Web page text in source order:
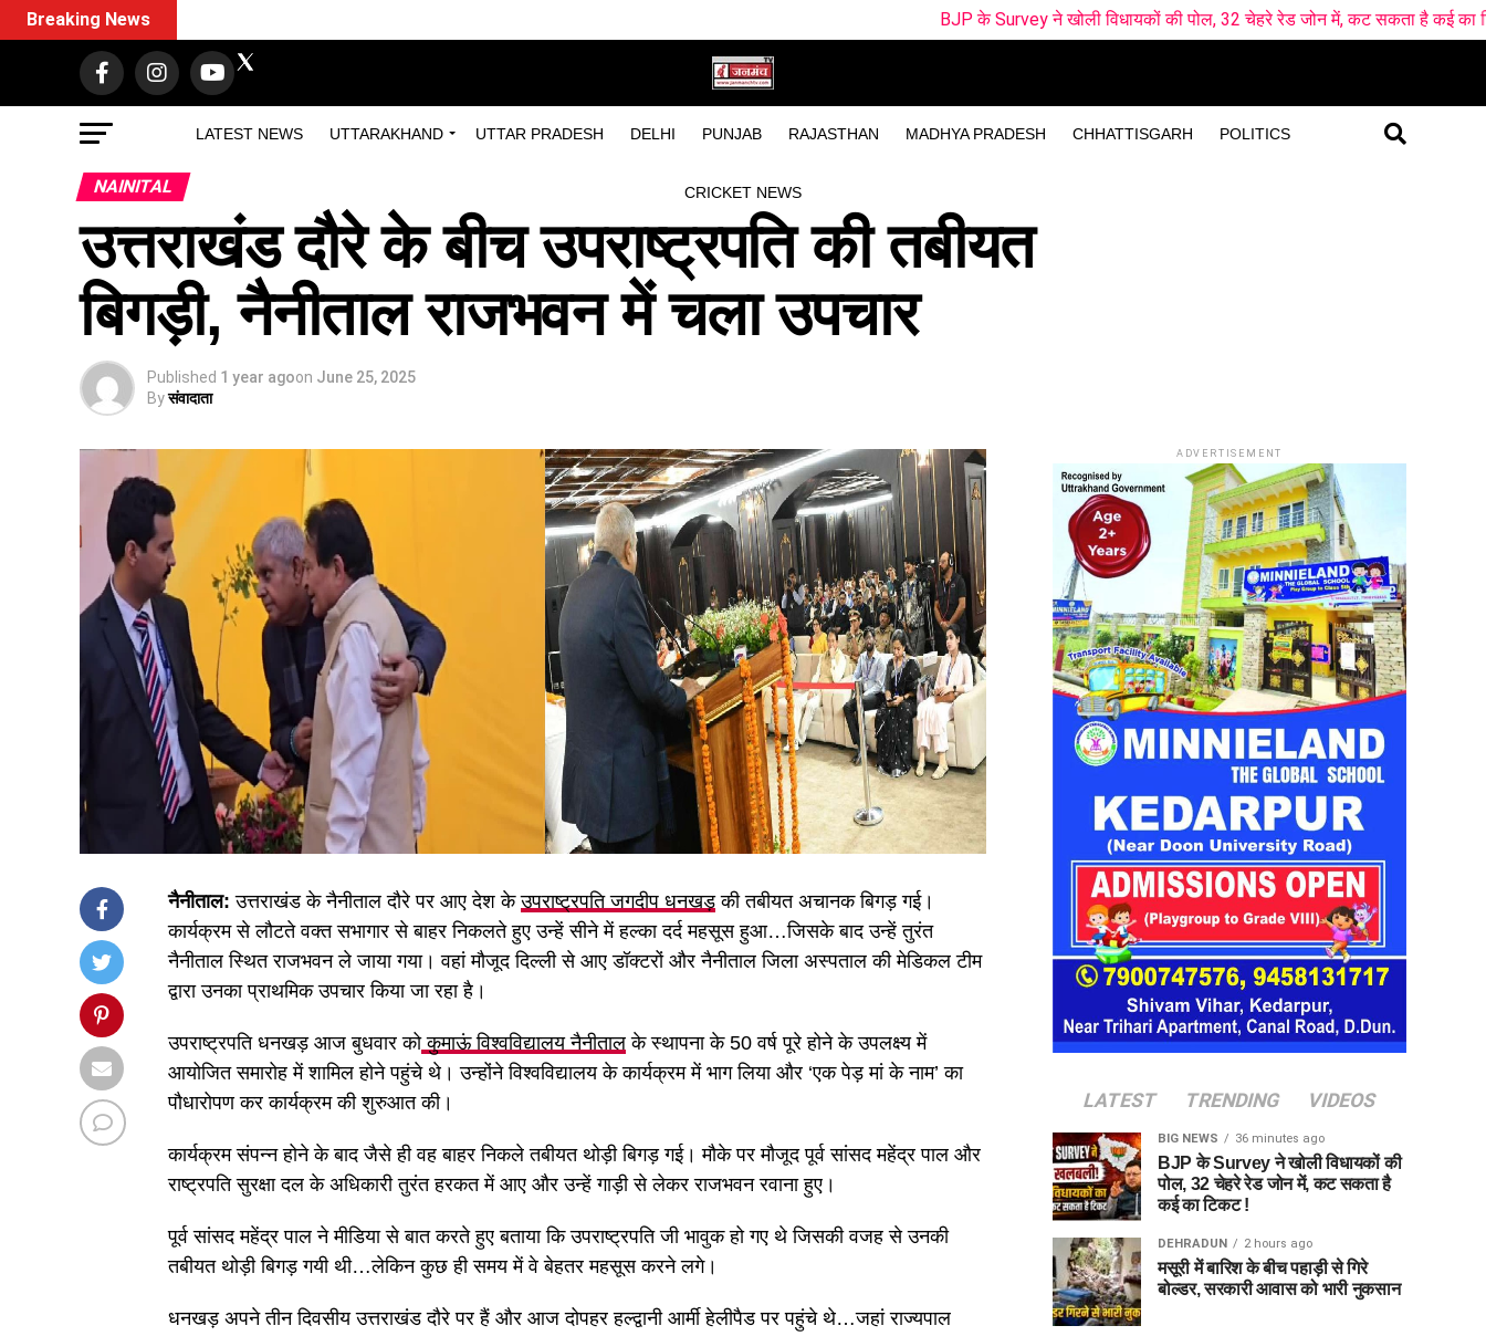
LATEST NEWS UTTARAKHAND UTTAR PRADESH DELHI PUNJAB RAJASTHAN MADHYA PRADESH CHHATTISGARH POLITICS
CRICKET NEWS
Breaking News BJP के Survey ने खोली विधायकों की पोल, 32 चेहरे रेड जोन में, कट सकता है कई का टिकट ! मसूरी में
NAINITAL
उत्तराखंड दौरे के बीच उपराष्ट्रपति की तबीयत
बिगड़ी, नैनीताल राजभवन में चला उपचार
Published 1 year agoon June 25, 2025
Byसंवादाता
नैनीताल: उत्तराखंड के नैनीताल दौरे पर आए देश केउपराष्ट्रपति जगदीप धनखड़की तबीयत अचानक बिगड़ गई।
कार्यक्रम से लौटते वक्त सभागार से बाहर निकलते हुए उन्हें सीने में हल्का दर्द महसूस हुआ…जिसके बाद उन्हें तुरंत
नैनीताल स्थित राजभवन ले जाया गया। वहां मौजूद दिल्ली से आए डॉक्टरों और नैनीताल जिला अस्पताल की मेडिकल टीम
द्वारा उनका प्राथमिक उपचार किया जा रहा है।
उपराष्ट्रपति धनखड़ आज बुधवार कोकुमाऊं विश्वविद्यालय नैनीताल के स्थापना के 50 वर्ष पूरे होने के उपलक्ष्य में
आयोजित समारोह में शामिल होने पहुंचे थे। उन्होंने विश्वविद्यालय के कार्यक्रम में भाग लिया और ‘एक पेड़ मां के नाम’ का
पौधारोपण कर कार्यक्रम की शुरुआत की।
कार्यक्रम संपन्न होने के बाद जैसे ही वह बाहर निकले तबीयत थोड़ी बिगड़ गई। मौके पर मौजूद पूर्व सांसद महेंद्र पाल और
राष्ट्रपति सुरक्षा दल के अधिकारी तुरंत हरकत में आए और उन्हें गाड़ी से लेकर राजभवन रवाना हुए।
पूर्व सांसद महेंद्र पाल ने मीडिया से बात करते हुए बताया कि उपराष्ट्रपति जी भावुक हो गए थे जिसकी वजह से उनकी
तबीयत थोड़ी बिगड़ गयी थी…लेकिन कुछ ही समय में वे बेहतर महसूस करने लगे।
धनखड़ अपने तीन दिवसीय उत्तराखंड दौरे पर हैं और आज दोपहर हल्द्वानी आर्मी हेलीपैड पर पहुंचे थे…जहां राज्यपाल
ADVERTISEMENT
LATEST TRENDING VIDEOS
BIG NEWS 36 minutes ago
BJP के Survey ने खोली विधायकों की
पोल, 32 चेहरे रेड जोन में, कट सकता है
कई का टिकट !
DEHRADUN 2 hours ago
मसूरी में बारिश के बीच पहाड़ी से गिरे
बोल्डर, सरकारी आवास को भारी नुकसान